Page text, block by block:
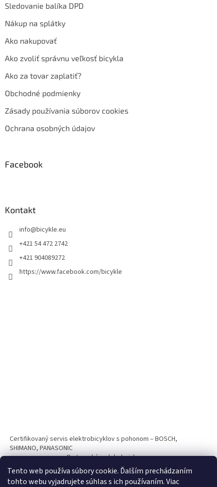
Tento web používa súbory cookie. Ďalším prechádzaním
tohto webu vyjadrujete súhlas s ich používaním. Viac
Sledovanie balíka DPD
Nákup na splátky
Ako nakupovať
Ako zvoliť správnu veľkosť bicykla
Ako za tovar zaplatiť?
Obchodné podmienky
Zásady používania súborov cookies
Ochrana osobných údajov
Facebook
Kontakt
info@bicykle.eu
+421 54 472 2742
+421 904089272
https://www.facebook.com/bicykle
Certifikovaný servis elektrobicyklov s pohonom – BOSCH,
SHIMANO, PANASONIC
Partnerský web hokejshop.eu